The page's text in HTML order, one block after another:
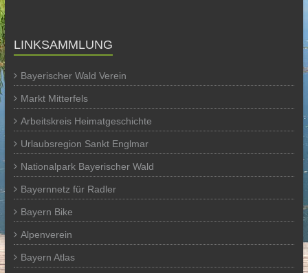
LINKSAMMLUNG
Bayerischer Wald Verein
Markt Mitterfels
Arbeitskreis Heimatgeschichte
Urlaubsregion Sankt Englmar
Nationalpark Bayerischer Wald
Bayernnetz für Radler
Bayern Bike
Alpenverein
Bayern Atlas